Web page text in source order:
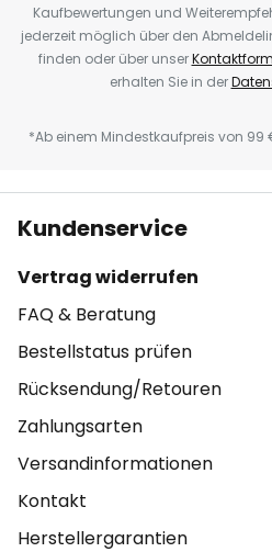
Kaufbewertungen und
jederzeit möglich über den
finden oder über unser
erhalten Sie in der
*Ab einem Mindestkaufpreis von
Kundenservice
Vertrag widerrufen
FAQ & Beratung
Bestellstatus prüfen
Rücksendung/Retouren
Zahlungsarten
Versandinformationen
Kontakt
Herstellergarantien